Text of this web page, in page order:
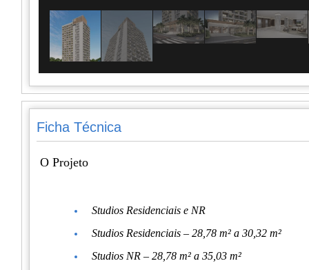
Ficha Técnica
O Projeto
Studios Residenciais e NR
Studios Residenciais – 28,78 m² a 30,32 m²
Studios NR – 28,78 m² a 35,03 m²